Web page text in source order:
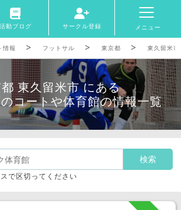
活動ブログ サークル登録 メニュー
情報 フットサル 東京都 東久留米市
東久留米市 にある
コートや体育館の情報一覧
で区切ってください